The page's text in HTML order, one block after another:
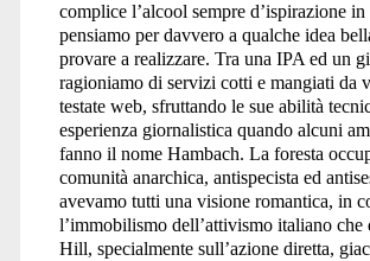
complice l’alcool sempre d’ispirazione in
pensiamo per davvero a qualche idea
provare a realizzare. Tra una IPA ed un
ragioniamo di servizi cotti e mangiati da
testate web, sfruttando le sue abilità
esperienza giornalistica quando alcuni
fanno il nome Hambach. La foresta
comunità anarchica, antispecista ed
avevamo tutti una visione romantica, in
l’immobilismo dell’attivismo italiano che
Hill, specialmente sull’azione diretta,